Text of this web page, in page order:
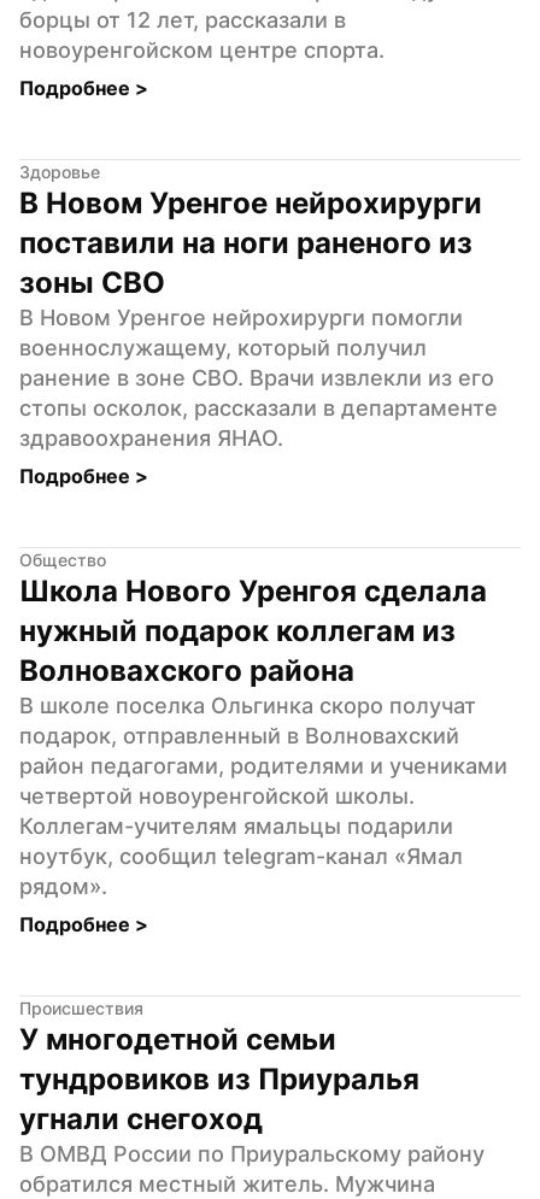
борцы от 12 лет, рассказали в
новоуренгойском центре спорта.
Подробнее >
Здоровье
В Новом Уренгое нейрохирурги
поставили на ноги раненого из
зоны СВО
В Новом Уренгое нейрохирурги помогли
военнослужащему, который получил
ранение в зоне СВО. Врачи извлекли из его
стопы осколок, рассказали в департаменте
здравоохранения ЯНАО.
Подробнее >
Общество
Школа Нового Уренгоя сделала
нужный подарок коллегам из
Волновахского района
В школе поселка Ольгинка скоро получат
подарок, отправленный в Волновахский
район педагогами, родителями и учениками
четвертой новоуренгойской школы.
Коллегам-учителям ямальцы подарили
ноутбук, сообщил telegram-канал «Ямал
рядом».
Подробнее >
Происшествия
У многодетной семьи
тундровиков из Приуралья
угнали снегоход
В ОМВД России по Приуральскому району
обратился местный житель. Мужчина